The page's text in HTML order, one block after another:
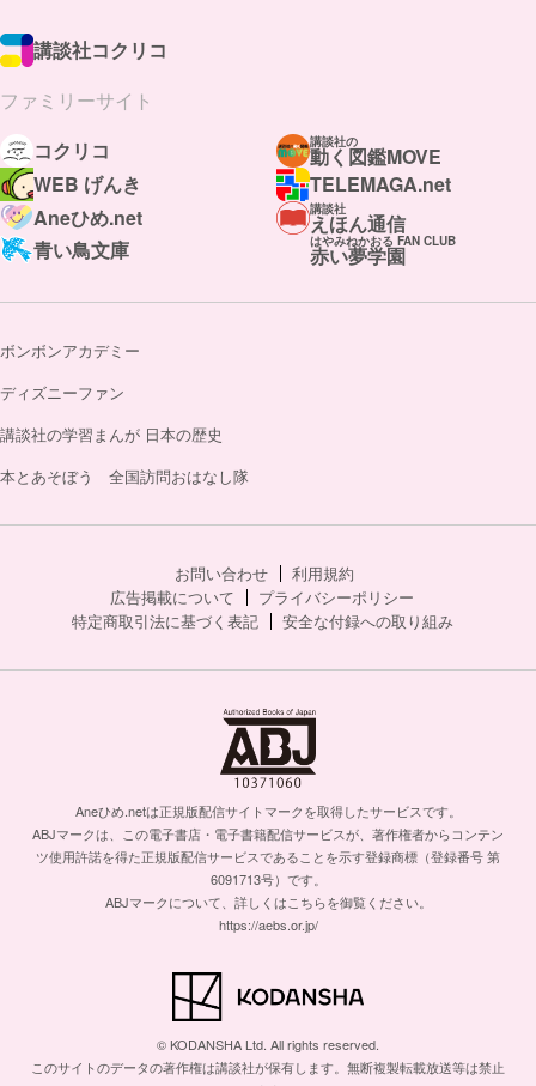
講談社コクリコ
ファミリーサイト
コクリコ
講談社の
動く図鑑MOVE
WEB げんき
TELEMAGA.net
Aneひめ.net
講談社
えほん通信
青い鳥文庫
はやみねかおる FAN CLUB
赤い夢学園
ボンボンアカデミー
ディズニーファン
講談社の学習まんが 日本の歴史
本とあそぼう 全国訪問おはなし隊
お問い合わせ
利用規約
広告掲載について
プライバシーポリシー
特定商取引法に基づく表記
安全な付録への取り組み
Aneひめ.netは正規版配信サイトマークを取得したサービスです。
ABJマークは、この電子書店・電子書籍配信サービスが、著作権者からコンテン
ツ使用許諾を得た正規版配信サービスであることを示す登録商標（登録番号 第
6091713号）です。
ABJマークについて、詳しくはこちらを御覧ください。
https://aebs.or.jp/
© KODANSHA Ltd. All rights reserved.
このサイトのデータの著作権は講談社が保有します。無断複製転載放送等は禁止